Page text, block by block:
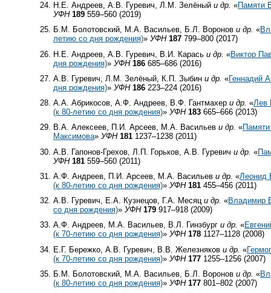
Н.Е. Андреев, А.В. Гуревич, Л.М. Зелёныйи др. «Памяти
УФН 189 559–560 (2019)
Б.М. Болотовский, М.А. Васильев, Б.Л. Воронови др. «
летию со дня рождения)»УФН 187 799–800 (2017)
Н.Е. Андреев, А.В. Гуревич, В.И. Карасьи др. «Виктор
дня рождения)»УФН 186 685–686 (2016)
А.В. Гуревич, Л.М. Зелёный, К.П. Зыбини др. «Геннадий
дня рождения)»УФН 186 223–224 (2016)
А.А. Абрикосов, А.Ф. Андреев, В.Ф. Гантмахери др. «Лев
(к80-летию со дня рождения)»УФН 183 665–666 (2013)
В.А. Алексеев, П.И. Арсеев, М.А. Васильеви др. «Памяти
Максимова»УФН 181 1237–1238 (2011)
А.В. Гапонов-Грехов, Л.П. Горьков, А.В. Гуревичи др. «
УФН 181 559–560 (2011)
А.Ф. Андреев, П.И. Арсеев, М.А. Васильеви др. «Леонид
(к80-летию со дня рождения)»УФН 181 455–456 (2011)
А.В. Гуревич, Е.А. Кузнецов, Г.А. Месяци др. «Владимир
со дня рождения)»УФН 179 917–918 (2009)
А.Ф. Андреев, М.А. Васильев, В.Л. Гинзбурги др. «
(к70-летию со дня рождения)»УФН 178 1127–1128 (2008)
Е.Г. Бережко, А.В. Гуревич, В.В. Железнякови др. «
(к70-летию со дня рождения)»УФН 177 1255–1256 (2007)
Б.М. Болотовский, М.А. Васильев, Б.Л. Воронови др. «
(к80-летию со дня рождения)»УФН 177 801–802 (2007)